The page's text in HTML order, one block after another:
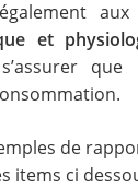
aux
et
que
de
items ci